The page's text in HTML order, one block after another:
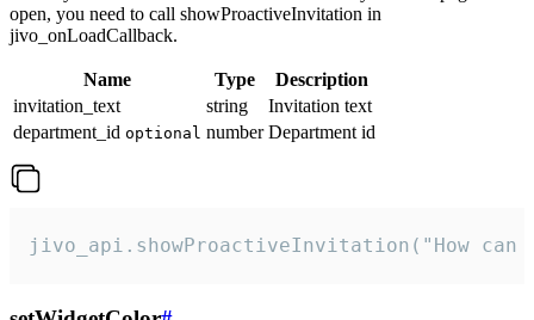
open, you need to call showProactiveInvitation in
jivo_onLoadCallback.
Name Type
Description
invitation_text
string
Invitation text
department_id optional number Department id
jivo_api.showProactiveInvitation("How